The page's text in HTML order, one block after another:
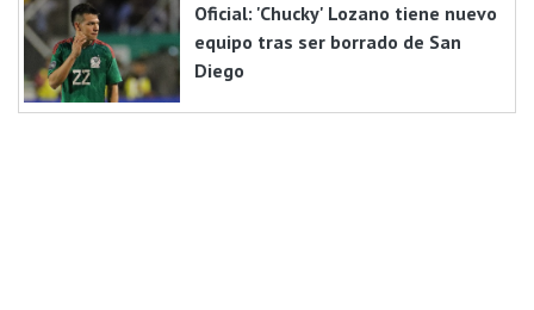
Oficial: 'Chucky' Lozano tiene nuevo
equipo tras ser borrado de San
Diego